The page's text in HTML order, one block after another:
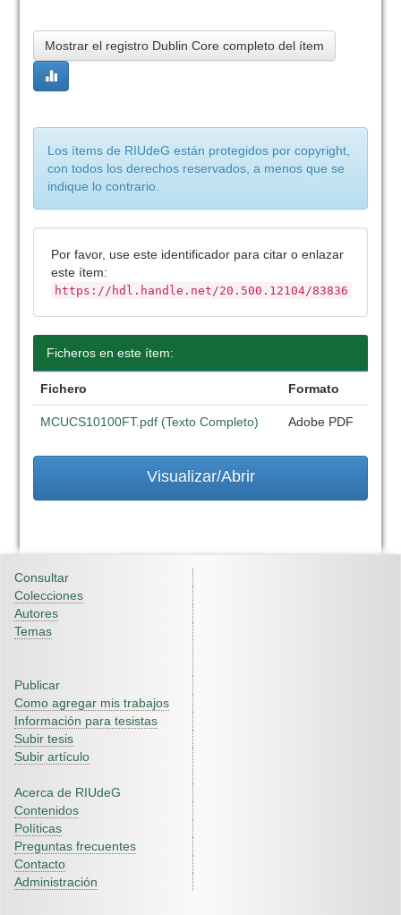
Mostrar el registro Dublin Core completo del ítem
Los ítems de RIUdeG están protegidos por copyright,
con todos los derechos reservados, a menos que se
indique lo contrario.
Por favor, use este identificador para citar o enlazar
este ítem:
https://hdl.handle.net/20.500.12104/83836
Ficheros en este ítem:
Fichero Formato
MCUCS10100FT.pdf (Texto Completo) Adobe PDF
Visualizar/Abrir
Consultar
Colecciones
Autores
Temas
Publicar
Como agregar mis trabajos
Información para tesistas
Subir tesis
Subir artículo
Acerca de RIUdeG
Contenidos
Políticas
Preguntas frecuentes
Contacto
Administración